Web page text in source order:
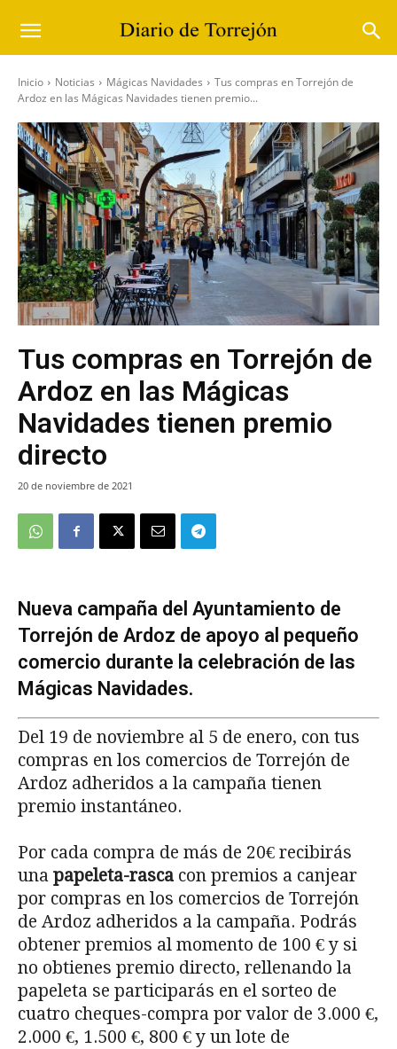
Inicio Noticias Mágicas Navidades
Tus compras en Torrejón de
Ardoz en las Mágicas Navidades tienen premio...
Tus compras en Torrejón de
Ardoz en las Mágicas
Navidades tienen premio
directo
20 de noviembre de 2021
Nueva campaña del Ayuntamiento de
Torrejón de Ardoz de apoyo al pequeño
comercio durante la celebración de las
Mágicas Navidades.
Del 19 de noviembre al 5 de enero, con tus
compras en los comercios de Torrejón de
Ardoz adheridos a la campaña tienen
premio instantáneo.
Por cada compra de más de 20€ recibirás
una papeleta-rasca con premios a canjear
por compras en los comercios de Torrejón
de Ardoz adheridos a la campaña. Podrás
obtener premios al momento de 100 € y si
no obtienes premio directo, rellenando la
papeleta se participarás en el sorteo de
cuatro cheques-compra por valor de 3.000 €,
2.000 €, 1.500 €, 800 € y un lote de